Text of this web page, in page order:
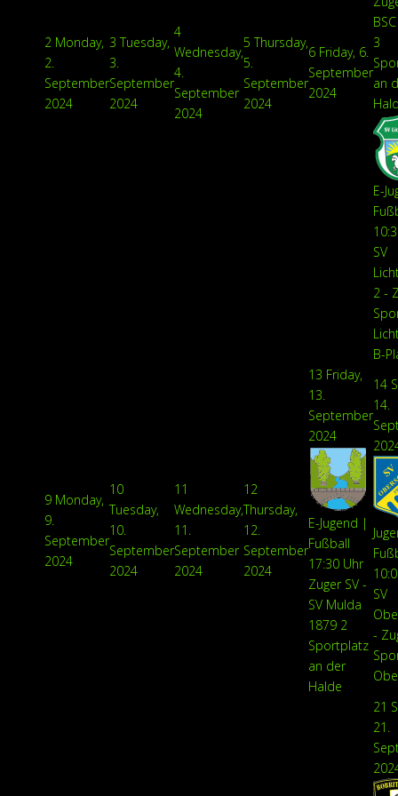
2 Monday,
2.
September
2024
3 Tuesday,
3.
September
2024
4
Wednesday,
4.
September
2024
5 Thursday,
5.
September
2024
6 Friday, 6.
September
2024
3
an
E-
SV
2 -
B-
9 Monday,
9.
September
2024
10
Tuesday,
10.
September
2024
11
Wednesday,
11.
September
2024
12
Thursday,
12.
September
2024
13 Friday,
13.
September
2024
E-Jugend |
Fußball
17:30 Uhr
Zuger SV -
SV Mulda
1879 2
Sportplatz
an der
Halde
14
14.
SV
-
21
21.